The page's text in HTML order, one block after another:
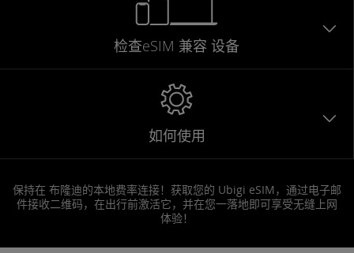
检查eSIM 兼容 设备
如何使用
保持在 布隆迪的本地费率连接！获取您的 Ubigi eSIM，通过电子邮
件接收二维码，在出行前激活它，并在您一落地即可享受无缝上网
体验！